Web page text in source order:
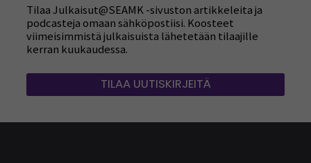
Tilaa Julkaisut@SEAMK -sivuston artikkeleita ja
podcasteja omaan sähköpostiisi. Koosteet
viimeisimmistä julkaisuista lähetetään tilaajille
kerran kuukaudessa.
TILAA UUTISKIRJEITÄ